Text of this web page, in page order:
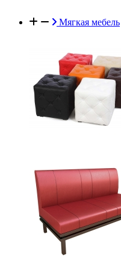
Мягкая мебель